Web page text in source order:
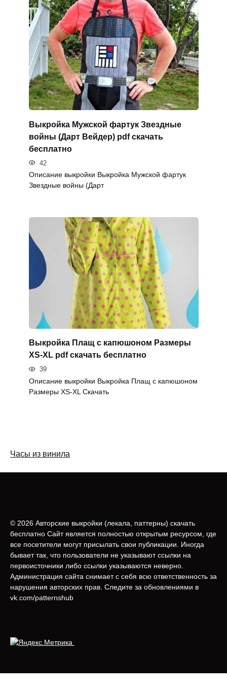
Выкройка Мужской фартук Звездные
войны (Дарт Вейдер) pdf скачать
бесплатно
42
Описание выкройки Выкройка Мужской фартук
Звездные войны (Дарт
Выкройка Плащ с капюшоном Размеры
XS-XL pdf скачать бесплатно
39
Описание выкройки Выкройка Плащ с капюшоном
Размеры XS-XL Скачать
Часы из винила
© 2026 Авторские выкройки (лeкала, паттерны) скачать
бесплатно Сайт является полностью открытым ресурсом, где
все посетители могут присылать свои публикации. Иногда
бывает так, что пользователи не указывают ссылки на
первоисточники либо ссылки указываются неверно.
Администрация сайта снимает с себя всю ответственность за
нарушения авторских прав. Следите за обновлениями в
vk.com/patternshub